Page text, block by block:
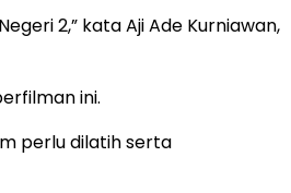
2,” kata Aji Ade Kurniawan,
ini.
perlu dilatih serta